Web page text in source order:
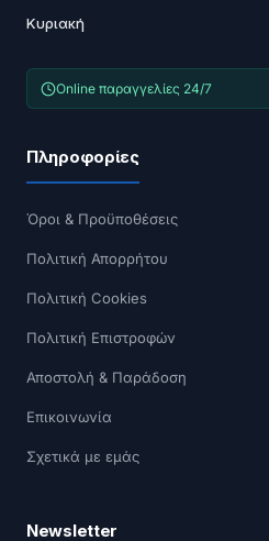
Κυριακή
Online παραγγελίες 24/7
Πληροφορίες
Όροι & Προϋποθέσεις
Πολιτική Απορρήτου
Πολιτική Cookies
Πολιτική Επιστροφών
Αποστολή & Παράδοση
Επικοινωνία
Σχετικά με εμάς
Newsletter